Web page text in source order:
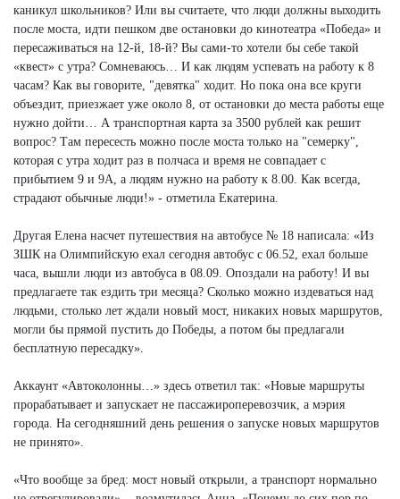
каникул школьников? Или вы считаете, что люди должны выходить
после моста, идти пешком две остановки до кинотеатра «Победа» и
пересаживаться на 12-й, 18-й? Вы сами-то хотели бы себе такой
«квест» с утра? Сомневаюсь… И как людям успевать на работу к 8
часам? Как вы говорите, "девятка" ходит. Но пока она все круги
объездит, приезжает уже около 8, от остановки до места работы еще
нужно дойти… А транспортная карта за 3500 рублей как решит
вопрос? Там пересесть можно после моста только на "семерку",
которая с утра ходит раз в полчаса и время не совпадает с
прибытием 9 и 9А, а людям нужно на работу к 8.00. Как всегда,
страдают обычные люди!» - отметила Екатерина.
Другая Елена насчет путешествия на автобусе № 18 написала: «Из
ЗШК на Олимпийскую ехал сегодня автобус с 06.52, ехал больше
часа, вышли люди из автобуса в 08.09. Опоздали на работу! И вы
предлагаете так ездить три месяца? Сколько можно издеваться над
людьми, столько лет ждали новый мост, никаких новых маршрутов,
могли бы прямой пустить до Победы, а потом бы предлагали
бесплатную пересадку».
Аккаунт «Автоколонны…» здесь ответил так: «Новые маршруты
прорабатывает и запускает не пассажироперевозчик, а мэрия
города. На сегодняшний день решения о запуске новых маршрутов
не принято».
«Что вообще за бред: мост новый открыли, а транспорт нормально